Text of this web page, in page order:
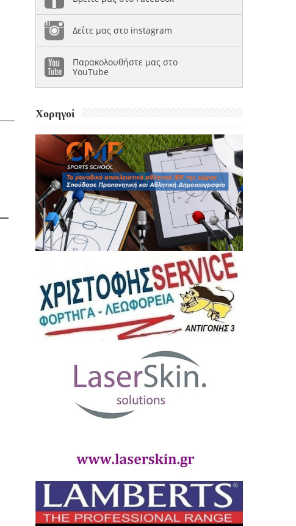
Δείτε μας στο instagram
Παρακολουθήστε μας στο
YouTube
Χορηγοί